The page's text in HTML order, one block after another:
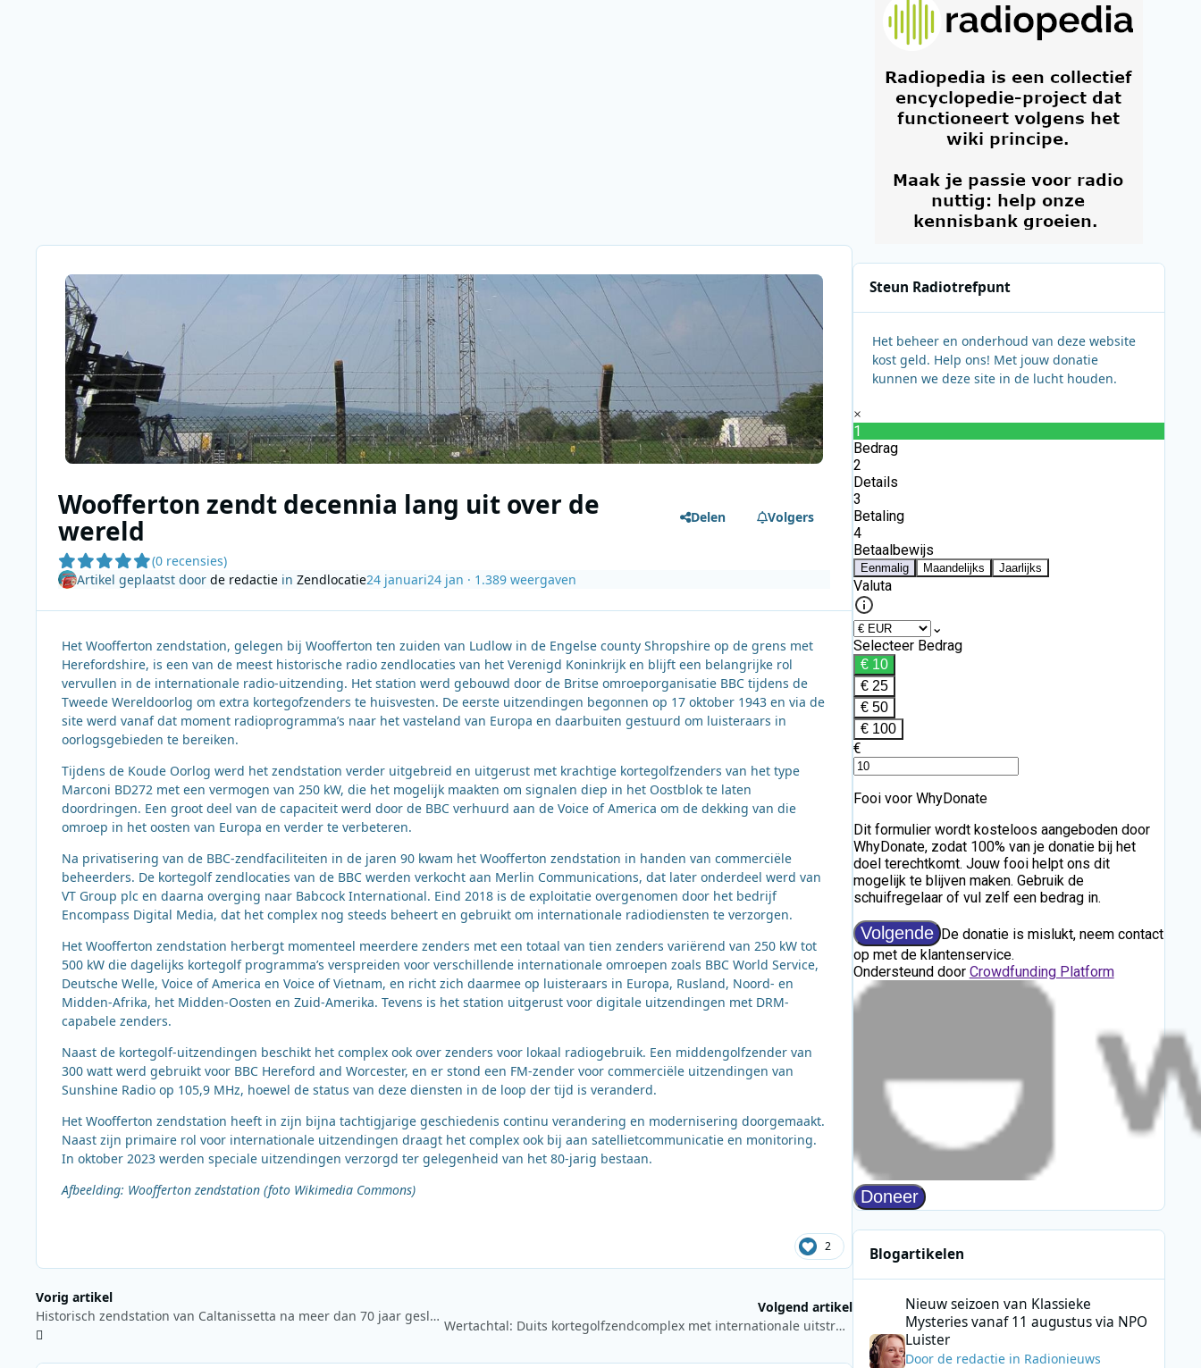
Woofferton zendt decennia lang uit over de
wereld
(0 recensies)
Delen Volgers
Artikel geplaatst door de redactiein Zendlocatie24 januari24 jan · 1.389 weergaven
Het Woofferton zendstation, gelegen bij Woofferton ten zuiden van Ludlow in de Engelse county Shropshire op de grens met
Herefordshire, is een van de meest historische radio zendlocaties van het Verenigd Koninkrijk en blijft een belangrijke rol
vervullen in de internationale radio-uitzending. Het station werd gebouwd door de Britse omroeporganisatie BBC tijdens de
Tweede Wereldoorlog om extra kortegofzenders te huisvesten. De eerste uitzendingen begonnen op 17 oktober 1943 en via de
site werd vanaf dat moment radioprogramma’s naar het vasteland van Europa en daarbuiten gestuurd om luisteraars in
oorlogsgebieden te bereiken.
Tijdens de Koude Oorlog werd het zendstation verder uitgebreid en uitgerust met krachtige kortegolfzenders van het type
Marconi BD272 met een vermogen van 250 kW, die het mogelijk maakten om signalen diep in het Oostblok te laten
doordringen. Een groot deel van de capaciteit werd door de BBC verhuurd aan de Voice of America om de dekking van die
omroep in het oosten van Europa en verder te verbeteren.
Na privatisering van de BBC-zendfaciliteiten in de jaren 90 kwam het Woofferton zendstation in handen van commerciële
beheerders. De kortegolf zendlocaties van de BBC werden verkocht aan Merlin Communications, dat later onderdeel werd van
VT Group plc en daarna overging naar Babcock International. Eind 2018 is de exploitatie overgenomen door het bedrijf
Encompass Digital Media, dat het complex nog steeds beheert en gebruikt om internationale radiodiensten te verzorgen.
Het Woofferton zendstation herbergt momenteel meerdere zenders met een totaal van tien zenders variërend van 250 kW tot
500 kW die dagelijks kortegolf programma’s verspreiden voor verschillende internationale omroepen zoals BBC World Service,
Deutsche Welle, Voice of America en Voice of Vietnam, en richt zich daarmee op luisteraars in Europa, Rusland, Noord- en
Midden-Afrika, het Midden-Oosten en Zuid-Amerika. Tevens is het station uitgerust voor digitale uitzendingen met DRM-
capabele zenders.
Naast de kortegolf-uitzendingen beschikt het complex ook over zenders voor lokaal radiogebruik. Een middengolfzender van
300 watt werd gebruikt voor BBC Hereford and Worcester, en er stond een FM-zender voor commerciële uitzendingen van
Sunshine Radio op 105,9 MHz, hoewel de status van deze diensten in de loop der tijd is veranderd.
Het Woofferton zendstation heeft in zijn bijna tachtigjarige geschiedenis continu verandering en modernisering doorgemaakt.
Naast zijn primaire rol voor internationale uitzendingen draagt het complex ook bij aan satellietcommunicatie en monitoring.
In oktober 2023 werden speciale uitzendingen verzorgd ter gelegenheid van het 80-jarig bestaan.
Afbeelding: Woofferton zendstation (foto Wikimedia Commons)
2
Vorig artikel
Historisch zendstation van Caltanissetta na meer dan 70 jaar gesloopt
Volgend artikel
Wertachtal: Duits kortegolfzendcomplex met internationale uitstraling
Steun Radiotrefpunt
Het beheer en onderhoud van deze website
kost geld. Help ons! Met jouw donatie
kunnen we deze site in de lucht houden.
Blogartikelen
Nieuw seizoen van Klassieke
Mysteries vanaf 11 augustus via NPO
Luister
Door de redactiein Radionieuws